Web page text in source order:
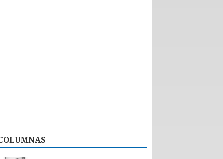
Estos esfuerzos deben ser acompañados y